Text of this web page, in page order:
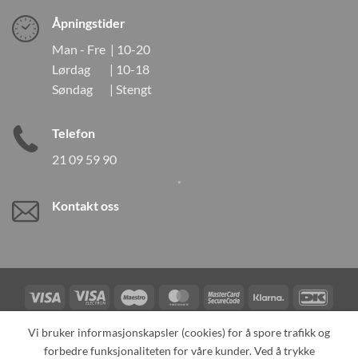
Åpningstider
Man - Fre | 10-20
Lørdag | 10-18
Søndag | Stengt
Telefon
21 09 59 90
Kontakt oss
Visa
Visa
Electron
Maestro MasterCardMasterCard
2
Klarna
Card
TILBAKEKALLINGER KONTAKT OSS OM OSS
Vi bruker informasjonskapsler (cookies) for å spore trafikk og
forbedre funksjonaliteten for våre kunder. Ved å trykke